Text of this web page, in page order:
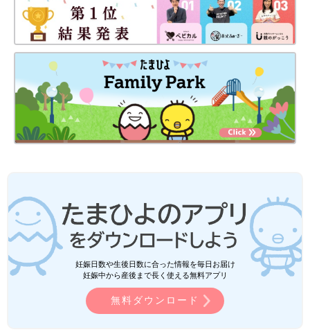
妊娠日数や生後日数に合った情報を毎日お届け
妊娠中から産後まで長く使える無料アプリ
無料ダウンロード